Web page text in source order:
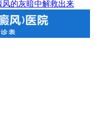
的灰暗中解救出来